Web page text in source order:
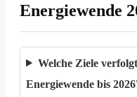
Energiewende
Welche Ziele
Energiewende bis